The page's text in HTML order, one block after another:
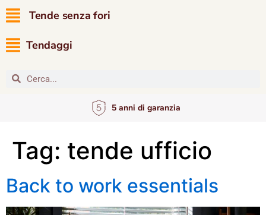
Tende senza fori
Tendaggi
5 anni di garanzia
Tag: tende ufficio
Back to work essentials